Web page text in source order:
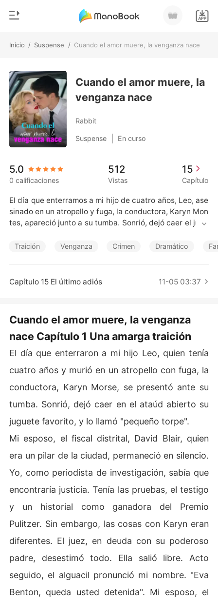
Inicio / Suspense / Cuando el amor muere, la venganza nace
Recargar
Historia
Salir
Instalar APP
Género
Moderno
Hombre Lobo
Cuentos
Urbano
Cuentos Cortos
Cuando el amor muere, la
venganza nace
Rabbit
Suspense En curso
5.0
0 calificaciones
512
Vistas
15
Capítulo
El día que enterramos a mi hijo de cuatro años, Leo, ase
sinado en un atropello y fuga, la conductora, Karyn Mon
tes, apareció junto a su tumba. Sonrió, dejó caer el jugu
cosita torpe».
el pilar de la ciudad, se quedó a mi lado, en silencio. Yo,
Pero Karyn Montes era diferente. El juez, un títere de su
el alguacil gritó mi nombre. «Eva Benítez, queda usted
arrestada». Mi propio esposo, el padre de Leo, me proc
ueda frenética de la verdad, en una obsesión paranoic
a.
Mi mejor amiga, Cheri, testificó en mi contra, afirmando
que yo era inestable. El jurado me declaró culpable. Tr
madre en duelo. Por perder a mi hijo. Perdí otro hijo en l
a cárcel, un secreto que enterré en lo más profundo.
¿Por qué? ¿Por qué lo hizo? ¿Por qué me traicionó?
El día que salí libre, lo encontré en la tumba de Leo, con
Karyn y su hijo. «Papi, ¿ya podemos ir por un helado?».
Karyn arrulló: «Tenemos que saludar a tu hermano». Mi
mundo se hizo pedazos. No solo me había incriminado;
me había reemplazado. Había reemplazado a nuestro h
Traición Venganza Crimen Dramático
Capítulo 15 El último adiós 11-05 03:37
Cuando el amor muere, la venganza
nace Capítulo 1 Una amarga traición
El día que enterraron a mi hijo Leo, quien tenía
cuatro años y murió en un atropello con fuga, la
conductora, Karyn Morse, se presentó ante su
tumba. Sonrió, dejó caer en el ataúd abierto su
juguete favorito, y lo llamó "pequeño torpe".
Mi esposo, el fiscal distrital, David Blair, quien
era un pilar de la ciudad, permaneció en silencio.
Yo, como periodista de investigación, sabía que
encontraría justicia. Tenía las pruebas, el testigo
y un historial como ganadora del Premio
Pulitzer. Sin embargo, las cosas con Karyn eran
diferentes. El juez, en deuda con su poderoso
padre, desestimó todo. Ella salió libre. Acto
seguido, el alguacil pronunció mi nombre. "Eva
Benton, queda usted detenida". Mi esposo, el